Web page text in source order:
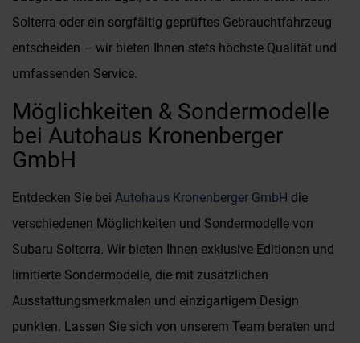
Solterra oder ein sorgfältig geprüftes Gebrauchtfahrzeug
entscheiden – wir bieten Ihnen stets höchste Qualität und
umfassenden Service.
Möglichkeiten & Sondermodelle
bei Autohaus Kronenberger
GmbH
Entdecken Sie bei Autohaus Kronenberger GmbH die
verschiedenen Möglichkeiten und Sondermodelle von
Subaru Solterra. Wir bieten Ihnen exklusive Editionen und
limitierte Sondermodelle, die mit zusätzlichen
Ausstattungsmerkmalen und einzigartigem Design
punkten. Lassen Sie sich von unserem Team beraten und